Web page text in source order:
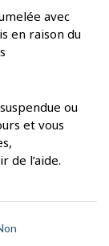
avec
en raison du
ou
et vous
de l’aide.